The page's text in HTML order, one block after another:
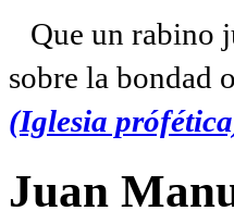
Que un rabino
sobre la bondad
(Iglesia
Juan